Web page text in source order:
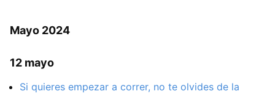
Mayo 2024
12 mayo
Si quieres empezar a correr, no te olvides de la